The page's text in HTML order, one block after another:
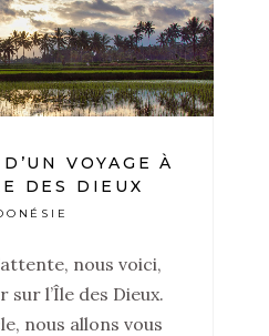
VOYAGE À
DES DIEUX
nous voici,
l’Île des Dieux.
nous allons vous